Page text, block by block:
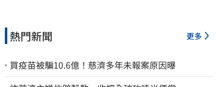
熱門新聞 更多
買疫苗被騙10.6億！慈濟多年未報案原因曝